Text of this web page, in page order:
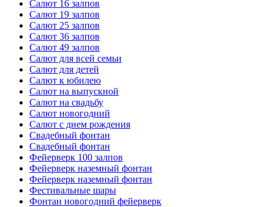
Салют 16 залпов
Салют 19 залпов
Салют 25 залпов
Салют 36 залпов
Салют 49 залпов
Салют для всей семьи
Салют для детей
Салют к юбилею
Салют на выпускной
Салют на свадьбу
Салют новогодний
Салют с днем рождения
Свадебный фонтан
Свадебный фонтан
Фейерверк 100 залпов
Фейерверк наземный фонтан
Фейерверк наземный фонтан
Фестивальные шары
Фонтан новогодний фейерверк